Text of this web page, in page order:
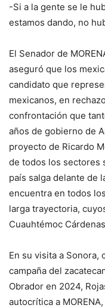
-Si a la gente se le
estamos dando, no
El Senador de
aseguró que los
candidato que
mexicanos, en
confrontación que
años de gobierno de
proyecto de Ricardo
de todos los sectores
país salga delante de
encuentra en todos
larga trayectoria,
Cuauhtémoc
En su visita a Sonora,
campaña del
Obrador en 2024,
autocrítica a